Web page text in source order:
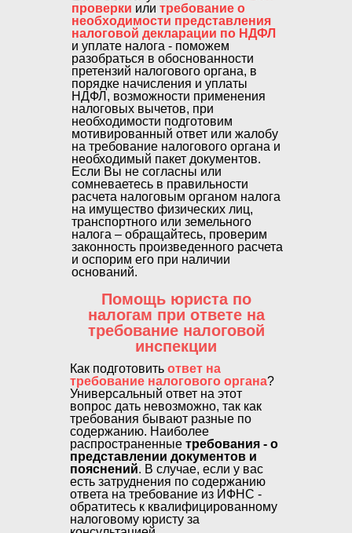
проверки или требование о
необходимости представления
налоговой декларации по НДФЛ
и уплате налога - поможем
разобраться в обоснованности
претензий налогового органа, в
порядке начисления и уплаты
НДФЛ, возможности применения
налоговых вычетов, при
необходимости подготовим
мотивированный ответ или жалобу
на требование налогового органа и
необходимый пакет документов.
Если Вы не согласны или
сомневаетесь в правильности
расчета налоговым органом налога
на имущество физических лиц,
транспортного или земельного
налога – обращайтесь, проверим
законность произведенного расчета
и оспорим его при наличии
оснований.
Помощь юриста по
налогам при ответе на
требование налоговой
инспекции
Как подготовить ответ на
требование налогового органа?
Универсальный ответ на этот
вопрос дать невозможно, так как
требования бывают разные по
содержанию. Наиболее
распространенные требования - о
представлении документов и
пояснений. В случае, если у вас
есть затруднения по содержанию
ответа на требование из ИФНС -
обратитесь к квалифицированному
налоговому юристу за